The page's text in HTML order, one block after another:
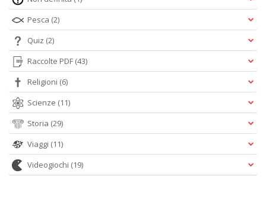
Pesca (2)
Quiz (2)
Raccolte PDF (43)
Religioni (6)
Scienze (11)
Storia (29)
Viaggi (11)
Videogiochi (19)